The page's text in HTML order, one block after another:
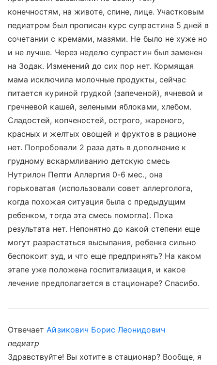
конечностям, на животе, спине, лице. Участковым
педиатром был прописан курс супрастина 5 дней в
сочетании с кремами, мазями. Не было не хуже но
и не лучше. Через неделю супрастин был заменен
на Зодак. Изменений до сих пор нет. Кормящая
мама исключила молочные продукты, сейчас
питается куриной грудкой (запеченой), ячневой и
гречневой кашей, зелеными яблоками, хлебом.
Сладостей, копченостей, острого, жареного,
красных и желтых овощей и фруктов в рационе
нет. Попробовали 2 раза дать в дополнение к
грудному вскармливанию детскую смесь
Нутрилон Пепти Аллергия 0-6 мес., она
горьковатая (использовали совет аллерголога,
когда похожая ситуация была с предыдущим
ребенком, тогда эта смесь помогла). Пока
результата нет. Непонятно до какой степени еще
могут разрастаться высыпания, ребенка сильно
беспокоит зуд, и что еще предпринять? На каком
этапе уже положена госпитализация, и какое
лечение предполагается в стационаре? Спасибо.
ОтвечаетАйзикович Борис Леонидович
педиатр
Здравствуйте! Вы хотите в стационар? Вообще, я